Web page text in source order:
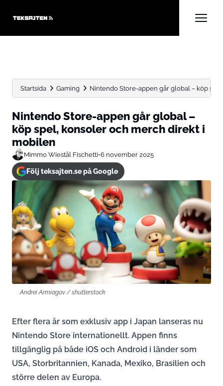
Startsida Gaming Nintendo Store-appen går global – köp
Nintendo Store-appen går global –
köp spel, konsoler och merch direkt i
mobilen
Mimmo Wiestål Fischetti•6 november 2025
Följ teksajten.se på Google
Andrei Armiagov / shutterstock
Efter flera år som exklusiv app i Japan lanseras nu
Nintendo Store internationellt. Appen finns
tillgänglig på både iOS och Android i länder som
USA, Storbritannien, Kanada, Mexiko, Brasilien och
större delen av Europa.